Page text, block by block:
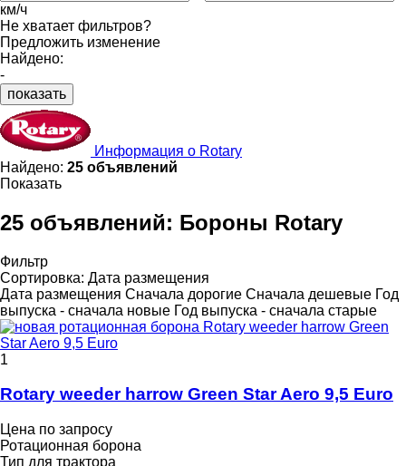
км/ч
Не хватает фильтров?
Предложить изменение
Найдено:
-
показать
Информация о Rotary
Найдено: 25 объявлений
Показать
25 объявлений: Бороны Rotary
Фильтр
Сортировка: Дата размещения
Дата размещения Сначала дорогие Сначала дешевые Год
выпуска - сначала новые Год выпуска - сначала старые
1
Rotary weeder harrow Green Star Aero 9,5 Euro
Цена по запросу
Ротационная борона
Тип для трактора